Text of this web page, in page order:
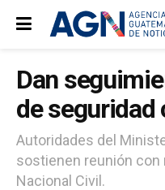
Dan
de seguridad
Autoridades del
sostienen reunión con
Nacional Civil.